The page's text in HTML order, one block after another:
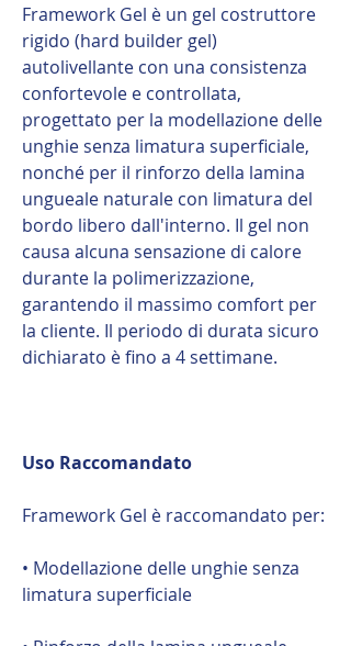
Framework Gel è un gel costruttore
rigido (hard builder gel)
autolivellante con una consistenza
confortevole e controllata,
progettato per la modellazione delle
unghie senza limatura superficiale,
nonché per il rinforzo della lamina
ungueale naturale con limatura del
bordo libero dall'interno. Il gel non
causa alcuna sensazione di calore
durante la polimerizzazione,
garantendo il massimo comfort per
la cliente. Il periodo di durata sicuro
dichiarato è fino a 4 settimane.
Uso Raccomandato
Framework Gel è raccomandato per:
• Modellazione delle unghie senza
limatura superficiale